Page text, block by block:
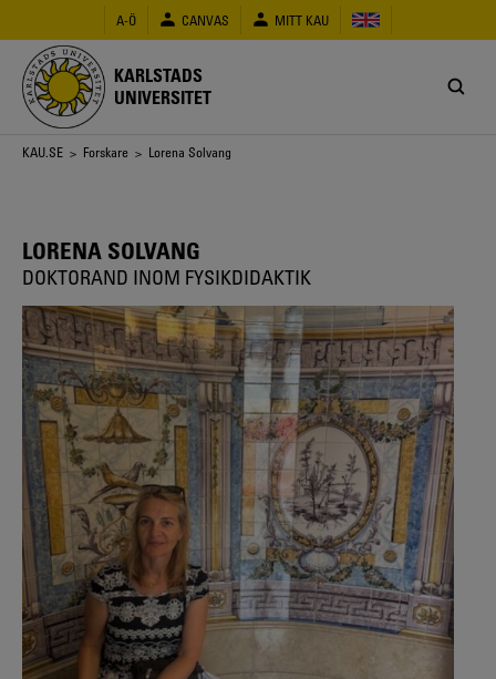
huvudinnehåll
A-Ö CANVAS MITT KAU
KARLSTADS
UNIVERSITET
Länkstig
KAU.SE > Forskare > Lorena Solvang
LORENA SOLVANG
DOKTORAND INOM FYSIKDIDAKTIK